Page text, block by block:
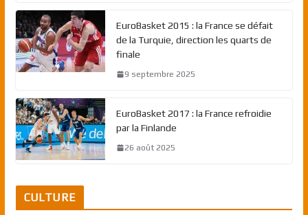
EuroBasket 2015 : la France se défait
de la Turquie, direction les quarts de
finale
9 septembre 2025
EuroBasket 2017 : la France refroidie
par la Finlande
26 août 2025
CULTURE